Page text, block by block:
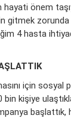
önem
zorunda
4 hasta
için sosyal
kişiye
başlattık,